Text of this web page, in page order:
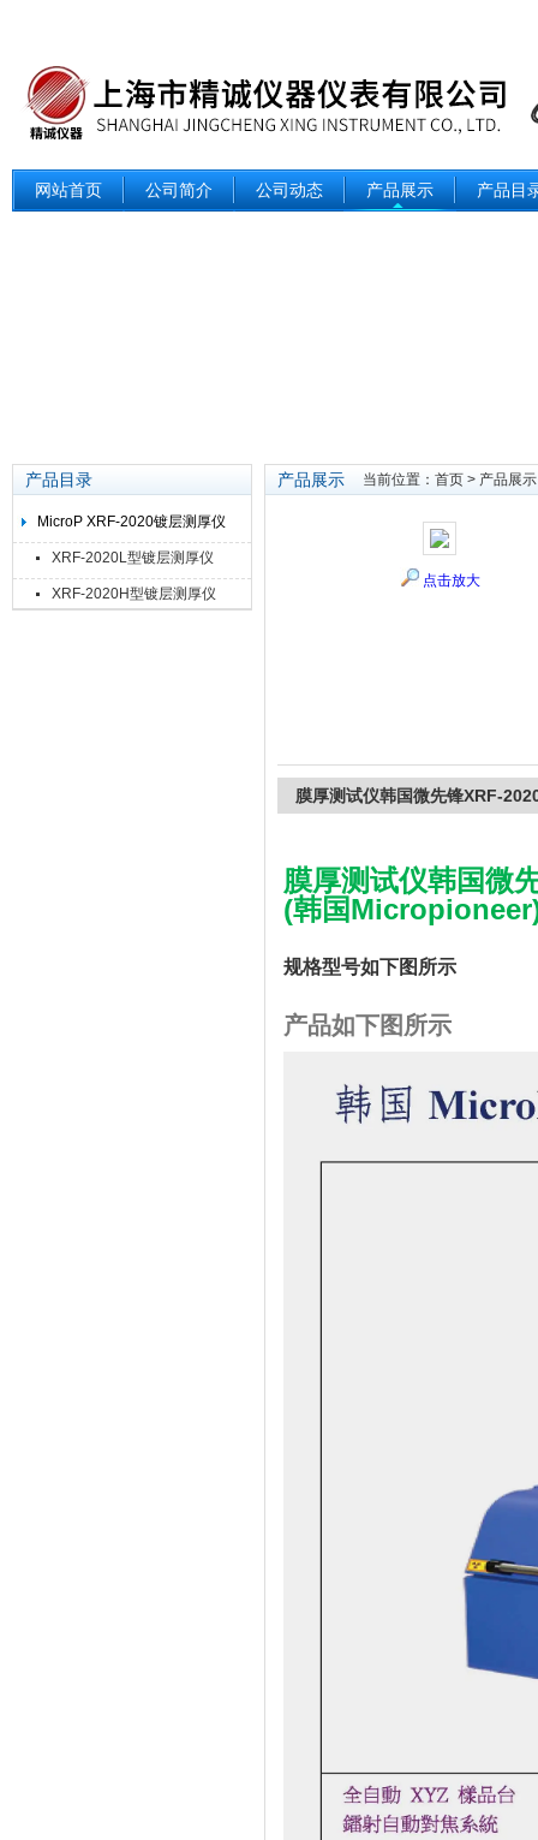
网站首页 公司简介 公司动态 产品展示 产品目
产品目录
MicroP XRF-2020镀层测厚仪
XRF-2020L型镀层测厚仪
XRF-2020H型镀层测厚仪
产品展示 当前位置： 首页 > 产品展示
点击放大
膜厚测试仪韩国微先锋XRF-
膜厚测试仪韩国微
(韩国
规格型号如下图所示
产品如下图所示